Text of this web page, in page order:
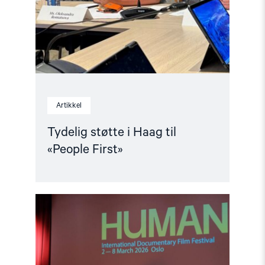
Artikkel
Tydelig støtte i Haag til
«People First»
article
indre
fienden"